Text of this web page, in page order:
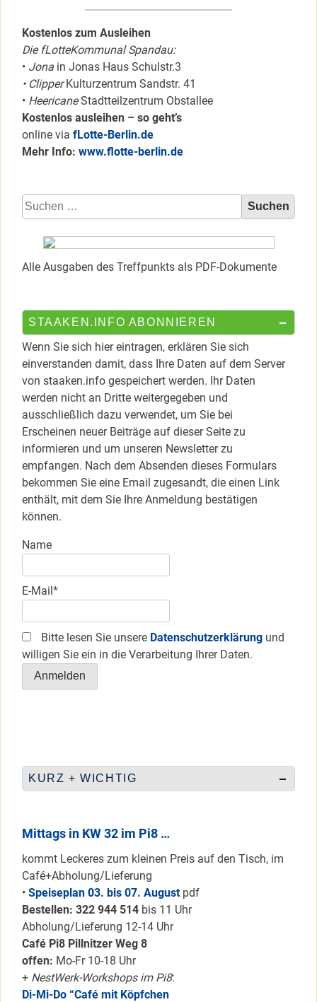
Kostenlos zum Ausleihen
Die fLotteKommunal Spandau:
• Jona in Jonas Haus Schulstr.3
• ClipperKulturzentrum Sandstr. 41
• HeericaneStadtteilzentrum Obstallee
Kostenlos ausleihen – so geht’s
online via fLotte-Berlin.de
Mehr Info: www.flotte-berlin.de
Suchen
nach:
Alle Ausgaben des Treffpunkts als PDF-Dokumente
STAAKEN.INFO ABONNIEREN
Wenn Sie sich hier eintragen, erklären Sie sich
einverstanden damit, dass Ihre Daten auf dem Server
von staaken.info gespeichert werden. Ihr Daten
werden nicht an Dritte weitergegeben und
ausschließlich dazu verwendet, um Sie bei
Erscheinen neuer Beiträge auf dieser Seite zu
informieren und um unseren Newsletter zu
empfangen. Nach dem Absenden dieses Formulars
bekommen Sie eine Email zugesandt, die einen Link
enthält, mit dem Sie Ihre Anmeldung bestätigen
können.
Name
E-Mail*
Bitte lesen Sie unsere Datenschutzerklärung und
willigen Sie ein in die Verarbeitung Ihrer Daten.
KURZ + WICHTIG
Mittags in KW 32 im Pi8 …
kommt Leckeres zum kleinen Preis auf den Tisch, im
Café+Abholung/Lieferung
• Speiseplan 03. bis 07. August pdf
Bestellen: 322 944 514 bis 11 Uhr
Abholung/Lieferung 12-14 Uhr
Café Pi8 Pillnitzer Weg 8
offen: Mo-Fr 10-18 Uhr
+ NestWerk-Workshops im Pi8:
Di-Mi-Do “Café mit Köpfchen